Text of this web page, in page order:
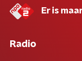
Er is
Radio